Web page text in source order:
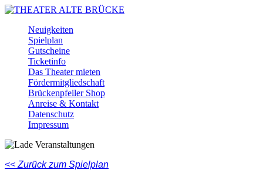
Skip
content
Neuigkeiten
Spielplan
Gutscheine
Ticketinfo
Das Theater mieten
Fördermitgliedschaft
Brückenpfeiler Shop
Anreise & Kontakt
Datenschutz
Impressum
Facebook
Instagram
Youtube
<< Zurück zum Spielplan